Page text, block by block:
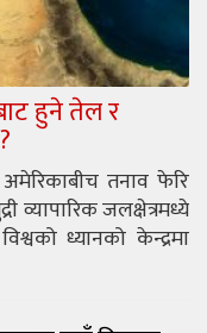
हुने तेल र
तनाव फेरि
व्यापारिक जलक्षेत्रमध्ये
ध्यानको केन्द्रमा